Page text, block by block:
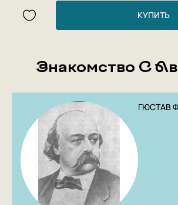
КУПИТЬ
Знакомство С
ГЮСТАВ